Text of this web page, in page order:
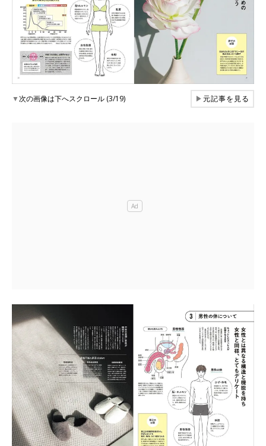
▼次の画像は下へスクロール (3/19) ▶元記事を見る